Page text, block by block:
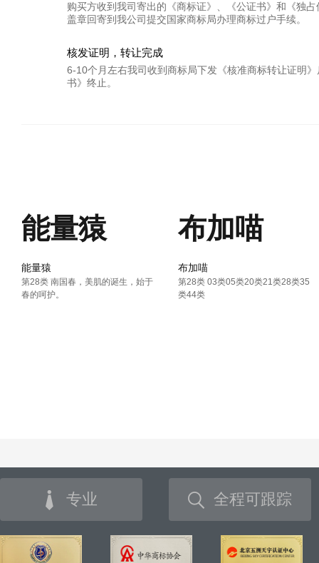
购买方收到我司寄出的《商标证》、《公证书》和《独
盖章回寄到我公司提交国家商标局办理商标过户手续。
核发证明，转让完成
6-10个月左右我司收到商标局下发《核准商标转让证明
书》终止。
能量猿
能量猿
第28类 南国春，美肌的诞生，始于
春的呵护。
布加喵
布加喵
第28类 03类05类20类21类28类35
类44类
专业 全程可跟踪